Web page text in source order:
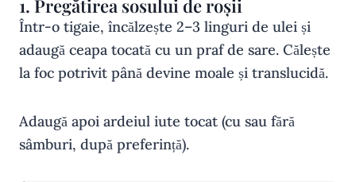
1. Pregătirea sosului de roșii
Într-o tigaie, încălzește 2–3 linguri de ulei și
adaugă ceapa tocată cu un praf de sare. Călește
la foc potrivit până devine moale și translucidă.
Adaugă apoi ardeiul iute tocat (cu sau fără
sâmburi, după preferință).